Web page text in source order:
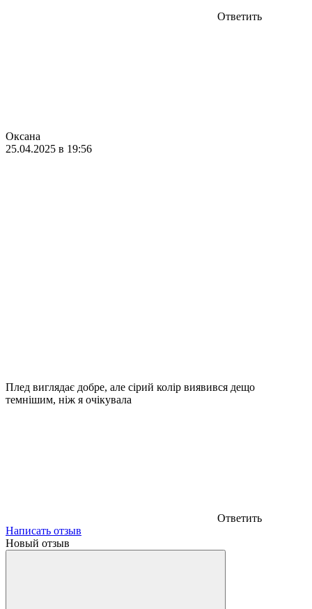
Ответить
Оксана
25.04.2025 в 19:56
Плед виглядає добре, але сірий колір виявився дещо
темнішим, ніж я очікувала
Ответить
Написать отзыв
Новый отзыв